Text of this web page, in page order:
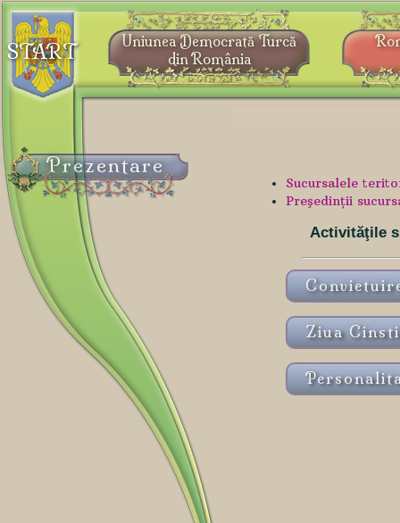
START
Prezentare
Uniunea Democrată Turcă
din România
Sucursalele
Preşedinţii
Activităţile
Ziua